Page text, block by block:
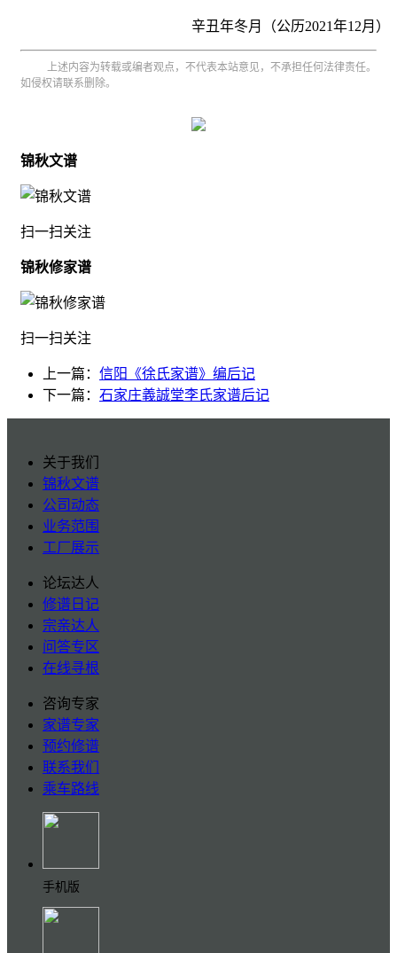
辛丑年冬月（公历2021年12月）
上述内容为转载或编者观点，不代表本站意见，不承担任何法律责任。
如侵权请联系删除。
锦秋文谱
扫一扫关注
锦秋修家谱
扫一扫关注
上一篇： 信阳《徐氏家谱》编后记
下一篇： 石家庄義誠堂李氏家谱后记
关于我们
锦秋文谱
公司动态
业务范围
工厂展示
论坛达人
修谱日记
宗亲达人
问答专区
在线寻根
咨询专家
家谱专家
预约修谱
联系我们
乘车路线
手机版